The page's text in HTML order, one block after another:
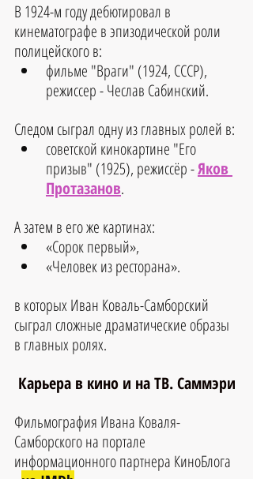
В 1924-м году дебютировал в
кинематографе в эпизодической роли
полицейского в:
фильме "Враги" (1924, СССР),
режиссер - Чеслав Сабинский.
Следом сыграл одну из главных ролей в:
советской кинокартине "Его
призыв" (1925), режиссёр - Яков
Протазанов.
А затем в его же картинах:
«Сорок первый»,
«Человек из ресторана».
в которых Иван Коваль-Самборский
сыграл сложные драматические образы
в главных ролях.
Карьера в кино и на ТВ. Саммэри
Фильмография Ивана Коваля-
Самборского на портале
информационного партнера КиноБлога